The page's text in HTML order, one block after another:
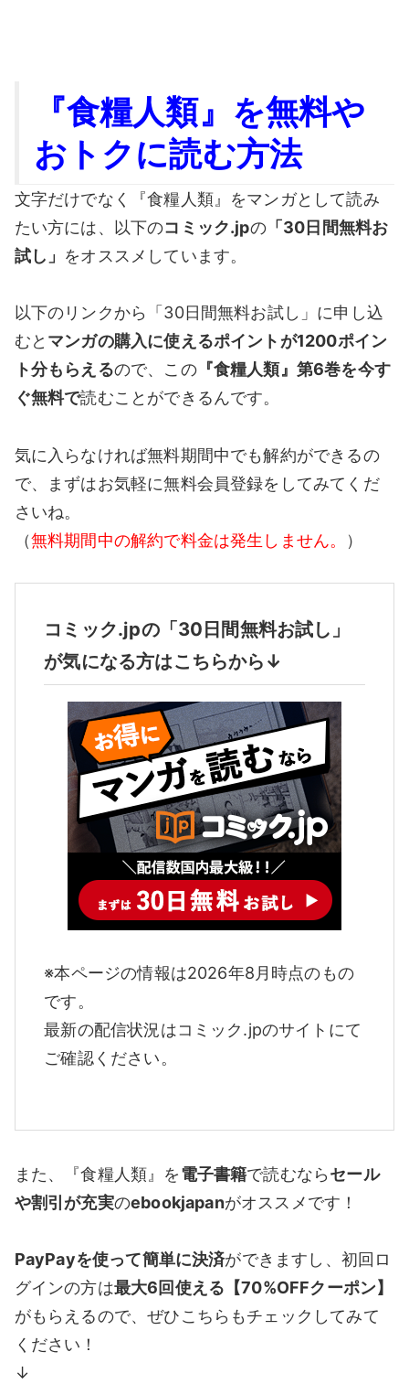
『食糧人類』を無料や
おトクに読む方法
文字だけでなく『食糧人類』をマンガとして読み
たい方には、以下のコミック.jpの「30日間無料お
試し」 をオススメしています。
以下のリンクから「30日間無料お試し」に申し込
むと マンガの購入に使えるポイントが1200ポイン
ト分もらえるので、この『食糧人類』第6巻を今す
ぐ無料で読むことができるんです。
気に入らなければ無料期間中でも解約ができるの
で、まずはお気軽に無料会員登録をしてみてくだ
さいね。
（無料期間中の解約で料金は発生しません。 ）
コミック.jpの「30日間無料お試し」
が気になる方はこちらから↓
※本ページの情報は2026年8月時点のもの
です。
最新の配信状況はコミック.jpのサイトにて
ご確認ください。
また、『食糧人類』を電子書籍で読むならセール
や割引が充実のebookjapanがオススメです！
PayPayを使って簡単に決済ができますし、初回ロ
グインの方は最大6回使える【70%OFFクーポン】
がもらえるので、ぜひこちらもチェックしてみて
ください！
↓